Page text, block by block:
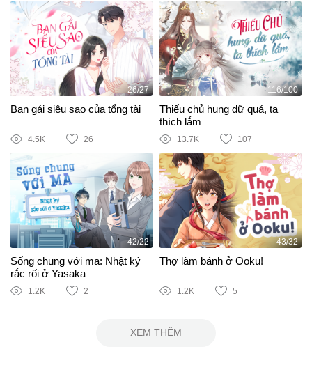
26/27
Bạn gái siêu sao của tổng tài
4.5K 26
116/100
Thiếu chủ hung dữ quá, ta
thích lắm
13.7K 107
42/22
Sống chung với ma: Nhật ký
rắc rối ở Yasaka
1.2K 2
43/32
Thợ làm bánh ở Ooku!
1.2K 5
XEM THÊM